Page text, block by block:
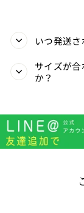
いつ発送さ
サイズが
か？